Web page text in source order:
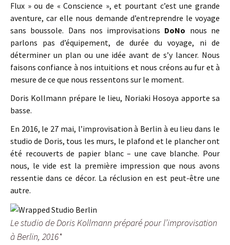
Flux » ou de « Conscience », et pourtant c’est une grande
aventure, car elle nous demande d’entreprendre le voyage
sans boussole. Dans nos improvisations DoNo nous ne
parlons pas d’équipement, de durée du voyage, ni de
déterminer un plan ou une idée avant de s’y lancer. Nous
faisons confiance à nos intuitions et nous créons au fur et à
mesure de ce que nous ressentons sur le moment.
Doris Kollmann prépare le lieu, Noriaki Hosoya apporte sa
basse.
En 2016, le 27 mai, l’improvisation à Berlin à eu lieu dans le
studio de Doris, tous les murs, le plafond et le plancher ont
été recouverts de papier blanc – une cave blanche. Pour
nous, le vide est la première impression que nous avons
ressentie dans ce décor. La réclusion en est peut-être une
autre.
Le studio de Doris Kollmann préparé pour l’improvisation
à Berlin, 2016*